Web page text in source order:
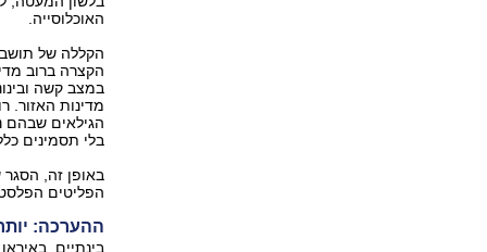
האוכלוסייה.
הקללה של
הקצרה ברוב
במצב קשה
הגילאים שבהם
בלי תסמינים
באופן זה,
הפליטים
ההערכה: יותר מ-20 אלף
בינתיים,